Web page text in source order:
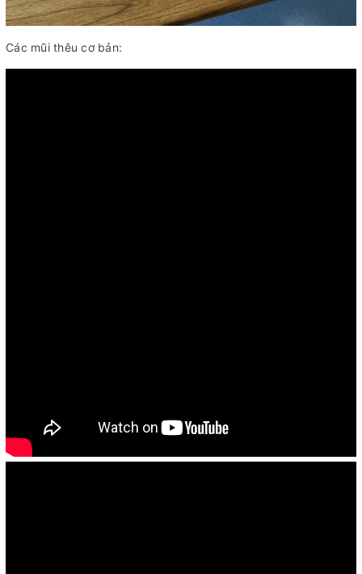
Các mũi thêu cơ bản: